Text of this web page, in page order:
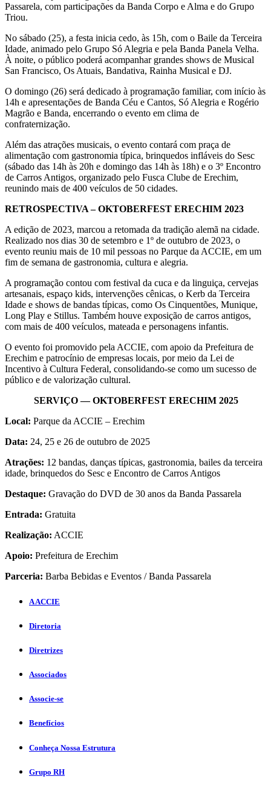
Passarela, com participações da Banda Corpo e Alma e do Grupo
Triou.
No sábado (25), a festa inicia cedo, às 15h, com o Baile da Terceira
Idade, animado pelo Grupo Só Alegria e pela Banda Panela Velha.
À noite, o público poderá acompanhar grandes shows de Musical
San Francisco, Os Atuais, Bandativa, Rainha Musical e DJ.
O domingo (26) será dedicado à programação familiar, com início às
14h e apresentações de Banda Céu e Cantos, Só Alegria e Rogério
Magrão e Banda, encerrando o evento em clima de
confraternização.
Além das atrações musicais, o evento contará com praça de
alimentação com gastronomia típica, brinquedos infláveis do Sesc
(sábado das 14h às 20h e domingo das 14h às 18h) e o 3º Encontro
de Carros Antigos, organizado pelo Fusca Clube de Erechim,
reunindo mais de 400 veículos de 50 cidades.
RETROSPECTIVA – OKTOBERFEST ERECHIM 2023
A edição de 2023, marcou a retomada da tradição alemã na cidade.
Realizado nos dias 30 de setembro e 1º de outubro de 2023, o
evento reuniu mais de 10 mil pessoas no Parque da ACCIE, em um
fim de semana de gastronomia, cultura e alegria.
A programação contou com festival da cuca e da linguiça, cervejas
artesanais, espaço kids, intervenções cênicas, o Kerb da Terceira
Idade e shows de bandas típicas, como Os Cinquentões, Munique,
Long Play e Stillus. Também houve exposição de carros antigos,
com mais de 400 veículos, mateada e personagens infantis.
O evento foi promovido pela ACCIE, com apoio da Prefeitura de
Erechim e patrocínio de empresas locais, por meio da Lei de
Incentivo à Cultura Federal, consolidando-se como um sucesso de
público e de valorização cultural.
SERVIÇO — OKTOBERFEST ERECHIM 2025
Local: Parque da ACCIE – Erechim
Data: 24, 25 e 26 de outubro de 2025
Atrações: 12 bandas, danças típicas, gastronomia, bailes da terceira
idade, brinquedos do Sesc e Encontro de Carros Antigos
Destaque: Gravação do DVD de 30 anos da Banda Passarela
Entrada: Gratuita
Realização: ACCIE
Apoio: Prefeitura de Erechim
Parceria: Barba Bebidas e Eventos / Banda Passarela
A ACCIE
Diretoria
Diretrizes
Associados
Associe-se
Benefícios
Conheça Nossa Estrutura
Grupo RH